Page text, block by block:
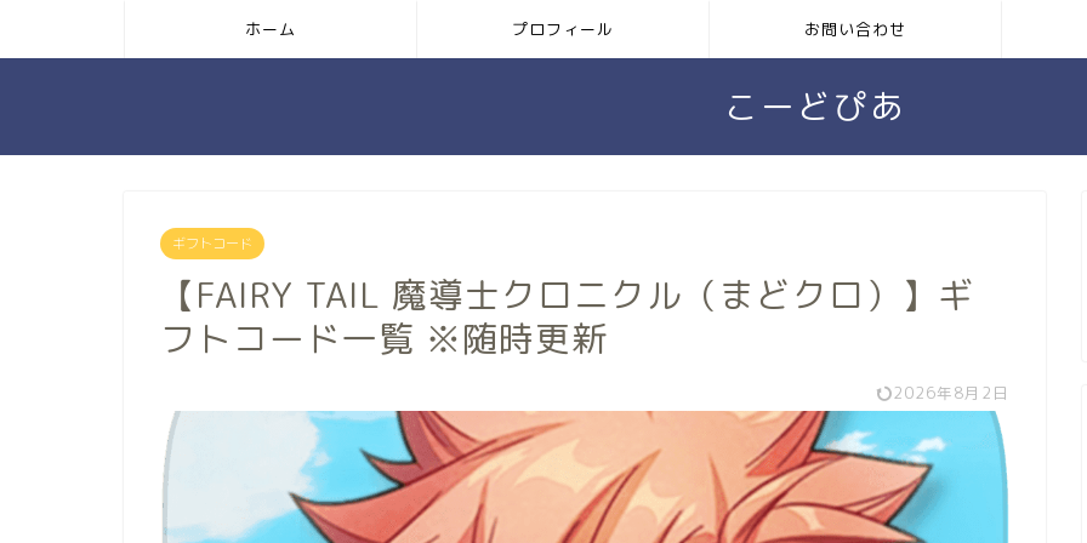
ホーム プロフィール お問い合わせ
こーどぴあ
ギフトコード
【FAIRY TAIL 魔導士クロニクル（まどクロ）】ギ
フトコード一覧 ※随時更新
2026年8月2日